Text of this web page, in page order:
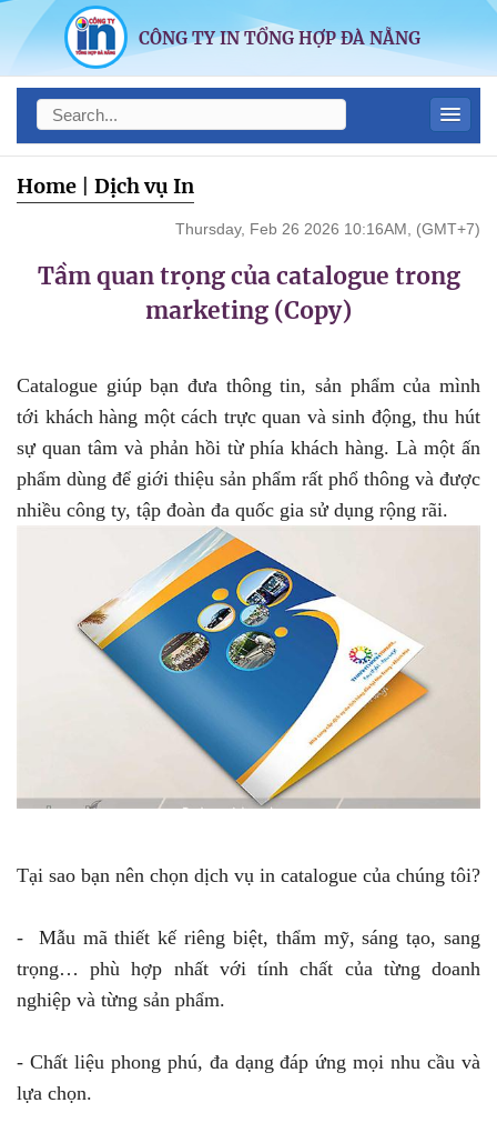
CÔNG TY IN TỔNG HỢP ĐÀ NẴNG
Home Dịch vụ In
Thursday, Feb 26 2026 10:16AM, (GMT+7)
Tầm quan trọng của catalogue trong
marketing (Copy)
Catalogue giúp bạn đưa thông tin, sản phẩm của mình
tới khách hàng một cách trực quan và sinh động, thu hút
sự quan tâm và phản hồi từ phía khách hàng. Là một ấn
phẩm dùng để giới thiệu sản phẩm rất phổ thông và được
nhiều công ty, tập đoàn đa quốc gia sử dụng rộng rãi.
Tại sao bạn nên chọn dịch vụ in catalogue của chúng tôi?
- Mẫu mã thiết kế riêng biệt, thẩm mỹ, sáng tạo, sang
trọng… phù hợp nhất với tính chất của từng doanh
nghiệp và từng sản phẩm.
- Chất liệu phong phú, đa dạng đáp ứng mọi nhu cầu và
lựa chọn.